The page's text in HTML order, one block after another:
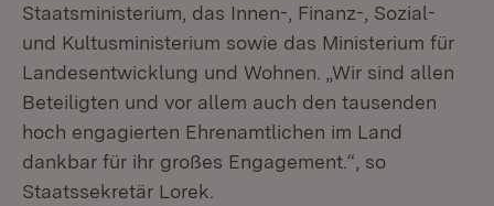
Staatsministerium, das Innen-, Finanz-, Sozial-
und Kultusministerium sowie das Ministerium für
Landesentwicklung und Wohnen. „Wir sind allen
Beteiligten und vor allem auch den tausenden
hoch engagierten Ehrenamtlichen im Land
dankbar für ihr großes Engagement.“, so
Staatssekretär Lorek.